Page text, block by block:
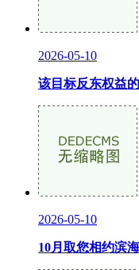
2026-05-10
该目标反东权益
2026-05-10
10月取您相约滨